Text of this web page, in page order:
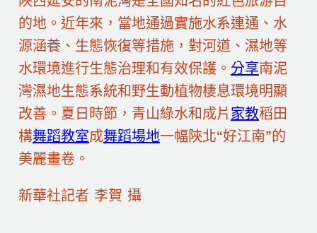
的地。近年來，當地通過實施水系連通、水
源涵養、生態恢復等措施，對河道、濕地等
水環境進行生態治理和有效保護。 分享南泥
灣濕地生態系統和野生動植物棲息環境明顯
改善。夏日時節，青山綠水和成片 家教稻田
構舞蹈教室成舞蹈場地一幅陜北“好江南”的
美麗畫卷。
新華社記者 李賀 攝